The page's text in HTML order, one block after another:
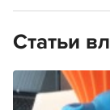
Статьи